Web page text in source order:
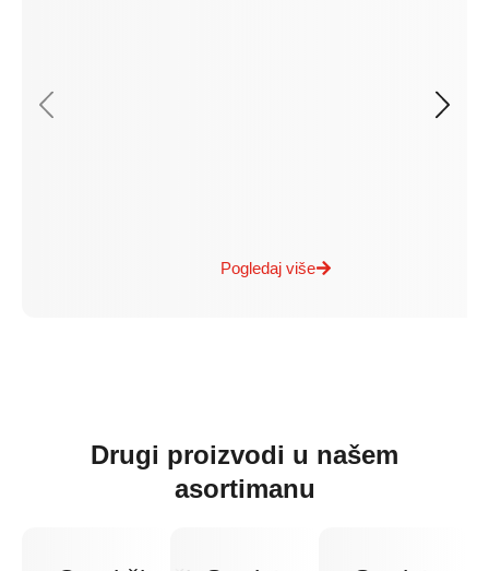
Pogledaj više
Drugi proizvodi u našem
asortimanu